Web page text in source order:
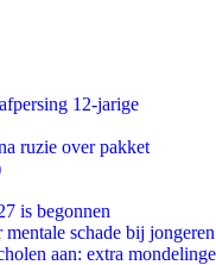
12-jarige
ruzie over pakket
is begonnen
schade bij jongeren
aan: extra mondelinge